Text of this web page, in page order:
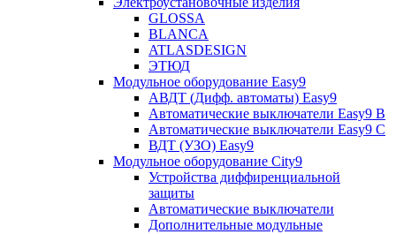
GLOSSA
BLANCA
ATLASDESIGN
ЭТЮД
Модульное оборудование Easy9
АВДТ (Дифф. автоматы) Easy9
Автоматические выключатели Easy9 В
Автоматические выключатели Easy9 С
ВДТ (УЗО) Easy9
Модульное оборудование City9
Устройства диффиренциальной
защиты
Автоматические выключатели
Дополнительные модульные